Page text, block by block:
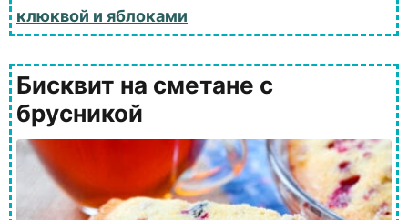
клюквой и яблоками
Бисквит на сметане с
брусникой